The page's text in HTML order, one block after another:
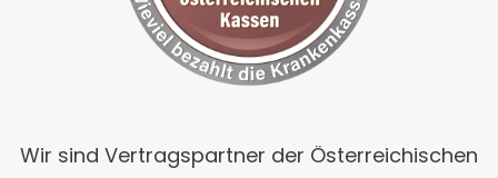
Wir sind Vertragspartner der Österreichischen